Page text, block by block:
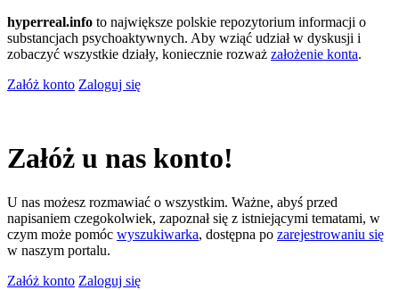
hyperreal.info to największe polskie repozytorium informacji o
substancjach psychoaktywnych. Aby wziąć udział w dyskusji i
zobaczyć wszystkie działy, koniecznie rozważ założenie konta.
Załóż konto Zaloguj się
Załóż u nas konto!
U nas możesz rozmawiać o wszystkim. Ważne, abyś przed
napisaniem czegokolwiek, zapoznał się z istniejącymi tematami, w
czym może pomóc wyszukiwarka, dostępna po zarejestrowaniu się
w naszym portalu.
Załóż konto Zaloguj się